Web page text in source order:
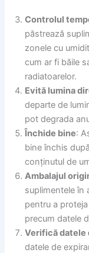
Controlul
păstrează
zonele cu
cum ar fi băile
radiatoarelor.
Evită lumina
departe de
pot degrada
Închide bine:
bine închis
conținutul de
Ambalajul
suplimentele în
pentru a
precum datele
Verifică datele
datele de